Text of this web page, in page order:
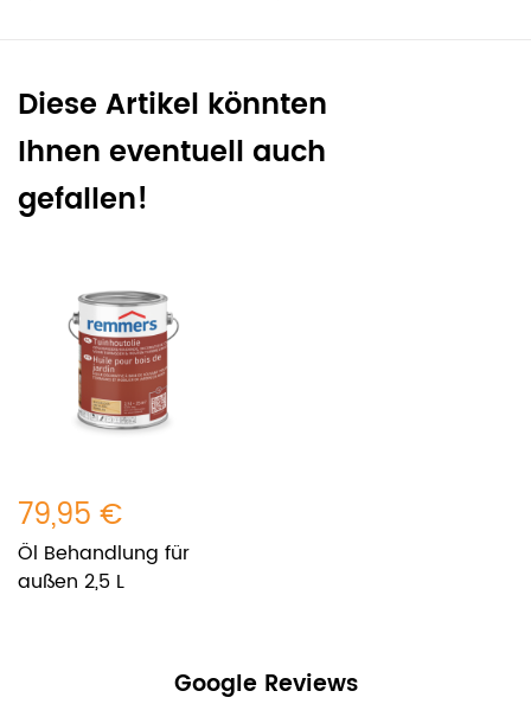
Diese Artikel könnten
Ihnen eventuell auch
gefallen!
79,95 €
Öl Behandlung für
außen 2,5 L
Google Reviews